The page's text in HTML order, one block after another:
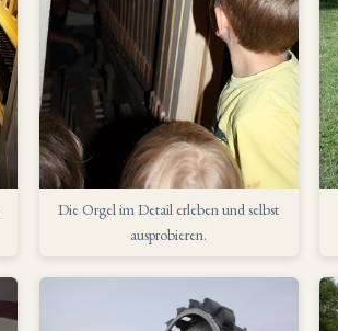
Die Orgel im Detail erleben und selbst
ausprobieren.